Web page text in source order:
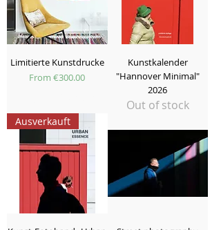
Limitierte Kunstdrucke
From€300.00
Sale Price
Kunstkalender
"Hannover Minimal"
2026
Out of stock
Ausverkauft